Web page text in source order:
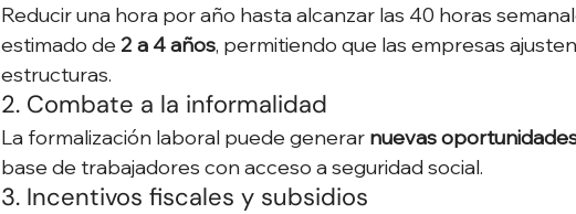
Reducir una hora por año hasta alcanzar las 40 horas
estimado de 2 a 4 años, permitiendo que las empresas
estructuras.
2. Combate a la informalidad
La formalización laboral puede generar nuevas
base de trabajadores con acceso a seguridad social.
3. Incentivos fiscales y subsidios